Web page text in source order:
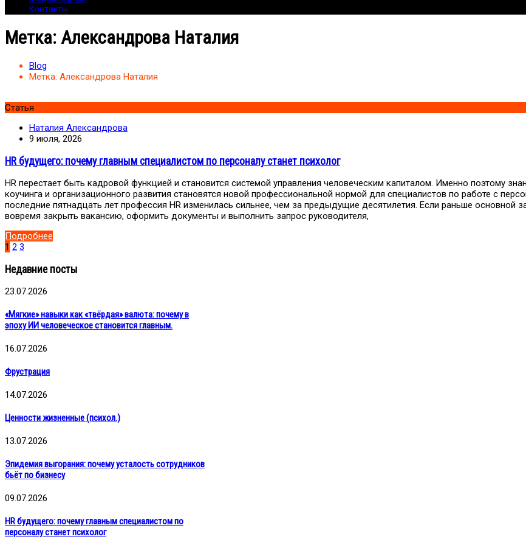
Контакты
Метка: Александрова Наталия
Blog
Метка: Александрова Наталия
Статья
Наталия Александрова
9 июля, 2026
HR будущего: почему главным специалистом по персоналу станет психолог
HR перестает быть кадровой функцией и становится системой управления человеческим капиталом. Именно поэтому
коучинга и организационного развития становятся новой профессиональной нормой для специалистов по работе с
последние пятнадцать лет профессия HR изменилась сильнее, чем за предыдущие десятилетия. Если раньше основной
вовремя закрыть вакансию, оформить документы и выполнить запрос руководителя,
Подробнее
1 2 3
Недавние посты
23.07.2026
«Мягкие» навыки как «твёрдая» валюта: почему в
эпоху ИИ человеческое становится главным.
16.07.2026
Фрустрация
14.07.2026
Ценности жизненные (психол.)
13.07.2026
Эпидемия выгорания: почему усталость сотрудников
бьёт по бизнесу
09.07.2026
HR будущего: почему главным специалистом по
персоналу станет психолог